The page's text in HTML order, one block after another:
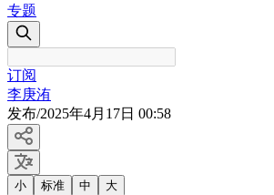
专题
订阅
李庚洧
发布/2025年4月17日 00:58
小 标准 中 大